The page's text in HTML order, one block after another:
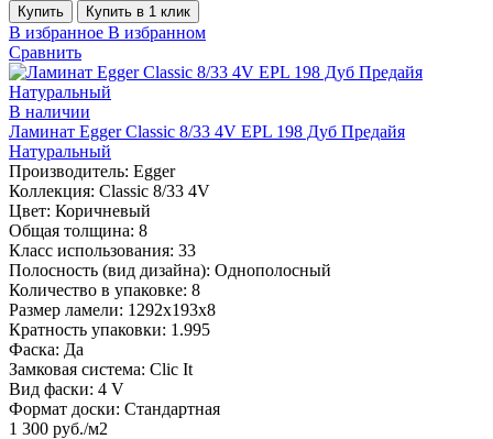
Купить Купить в 1 клик
В избранное В избранном
Сравнить
В наличии
Ламинат Egger Classic 8/33 4V EPL 198 Дуб Предайя
Натуральный
Производитель: Egger
Коллекция: Classic 8/33 4V
Цвет: Коричневый
Общая толщина: 8
Класс использования: 33
Полосность (вид дизайна): Однополосный
Количество в упаковке: 8
Размер ламели: 1292х193х8
Кратность упаковки: 1.995
Фаска: Да
Замковая система: Clic It
Вид фаски: 4 V
Формат доски: Стандартная
1 300 руб./м2